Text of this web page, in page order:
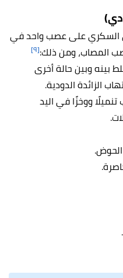
السكري على عصب واحد في
المصاب، ومن ذلك:[٩]
بينه وبين حالة أخرى
الزائدة الدودية.
ووخزًا في اليد